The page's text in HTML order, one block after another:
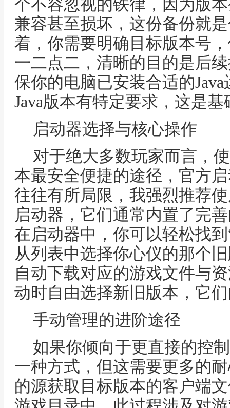
个不容忽视的铁律，因为版
兼容甚至损坏，这份备份就
着，你需要明确目标版本号
一二点二，清晰的目的是后
保你的电脑已安装合适的
Java版本有特定要求，这是
启动器选择与核心操作
对于绝大多数玩家而言，
本最安全便捷的途径，官方
往往有所局限，我强烈推荐
启动器，它们通常内置了完
在启动器中，你可以轻松找
从列表中选择你心仪的那个
自动下载对应的游戏文件与
动时自由选择新旧版本，它
手动管理的进阶途径
如果你倾向于更直接的控
一种方式，但这需要更多的
的源获取目标版本的客户端